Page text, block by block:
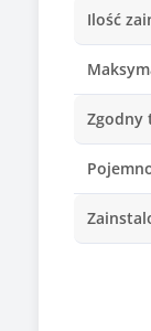
Ilość
Zgodny